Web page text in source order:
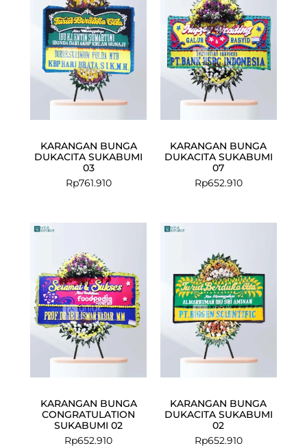
KARANGAN BUNGA
DUKACITA SUKABUMI
03
Rp761.910
KARANGAN BUNGA
DUKACITA SUKABUMI
07
Rp652.910
KARANGAN BUNGA
CONGRATULATION
SUKABUMI 02
Rp652.910
KARANGAN BUNGA
DUKACITA SUKABUMI
02
Rp652.910